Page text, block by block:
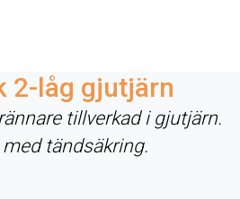
2-låg gjutjärn
tillverkad i gjutjärn.
tändsäkring.